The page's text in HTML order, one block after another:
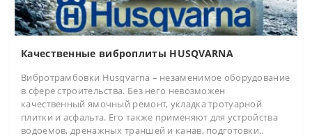
Качественные виброплиты HUSQVARNA
Вибротрамбовки Husqvarna – незаменимое оборудование
в сфере строительства. Без него невозможен
качественный ямочный ремонт, укладка тротуарной
плитки и асфальта. Его также применяют для устройства
водоемов, дренажных траншей и канав, подготовки..